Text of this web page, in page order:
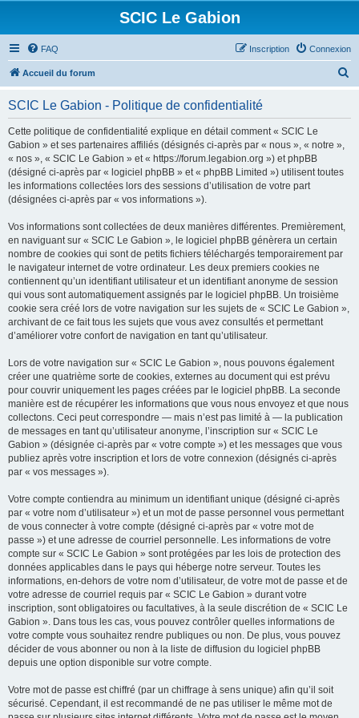
SCIC Le Gabion
FAQ Connexion
Inscription
Accueil du forum
SCIC Le Gabion - Politique de confidentialité
Cette politique de confidentialité explique en détail comment « SCIC Le
Gabion » et ses partenaires affiliés (désignés ci-après par « nous », « notre »,
« nos », « SCIC Le Gabion » et « https://forum.legabion.org ») et phpBB
(désigné ci-après par « logiciel phpBB » et « phpBB Limited ») utilisent toutes
les informations collectées lors des sessions d’utilisation de votre part
(désignées ci-après par « vos informations »).
Vos informations sont collectées de deux manières différentes. Premièrement,
en naviguant sur « SCIC Le Gabion », le logiciel phpBB génèrera un certain
nombre de cookies qui sont de petits fichiers téléchargés temporairement par
le navigateur internet de votre ordinateur. Les deux premiers cookies ne
contiennent qu’un identifiant utilisateur et un identifiant anonyme de session
qui vous sont automatiquement assignés par le logiciel phpBB. Un troisième
cookie sera créé lors de votre navigation sur les sujets de « SCIC Le Gabion »,
archivant de ce fait tous les sujets que vous avez consultés et permettant
d’améliorer votre confort de navigation en tant qu’utilisateur.
Lors de votre navigation sur « SCIC Le Gabion », nous pouvons également
créer une quatrième sorte de cookies, externes au document qui est prévu
pour couvrir uniquement les pages créées par le logiciel phpBB. La seconde
manière est de récupérer les informations que vous nous envoyez et que nous
collectons. Ceci peut correspondre — mais n’est pas limité à — la publication
de messages en tant qu’utilisateur anonyme, l’inscription sur « SCIC Le
Gabion » (désignée ci-après par « votre compte ») et les messages que vous
publiez après votre inscription et lors de votre connexion (désignés ci-après
par « vos messages »).
Votre compte contiendra au minimum un identifiant unique (désigné ci-après
par « votre nom d’utilisateur ») et un mot de passe personnel vous permettant
de vous connecter à votre compte (désigné ci-après par « votre mot de
passe ») et une adresse de courriel personnelle. Les informations de votre
compte sur « SCIC Le Gabion » sont protégées par les lois de protection des
données applicables dans le pays qui héberge notre serveur. Toutes les
informations, en-dehors de votre nom d’utilisateur, de votre mot de passe et de
votre adresse de courriel requis par « SCIC Le Gabion » durant votre
inscription, sont obligatoires ou facultatives, à la seule discrétion de « SCIC Le
Gabion ». Dans tous les cas, vous pouvez contrôler quelles informations de
votre compte vous souhaitez rendre publiques ou non. De plus, vous pouvez
décider de vous abonner ou non à la liste de diffusion du logiciel phpBB
depuis une option disponible sur votre compte.
Votre mot de passe est chiffré (par un chiffrage à sens unique) afin qu’il soit
sécurisé. Cependant, il est recommandé de ne pas utiliser le même mot de